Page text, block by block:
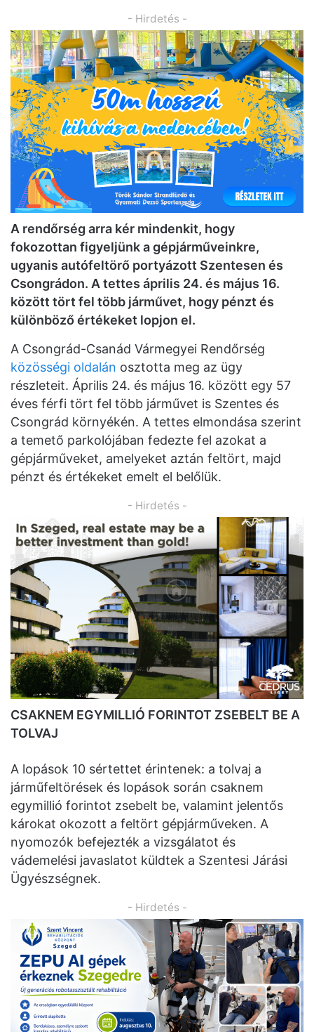
- Hirdetés -
A rendőrség arra kér mindenkit, hogy
fokozottan figyeljünk a gépjárműveinkre,
ugyanis autófeltörő portyázott Szentesen és
Csongrádon. A tettes április 24. és május 16.
között tört fel több járművet, hogy pénzt és
különböző értékeket lopjon el.
A Csongrád-Csanád Vármegyei Rendőrség
közösségi oldalán osztotta meg az ügy
részleteit. Április 24. és május 16. között egy 57
éves férfi tört fel több járművet is Szentes és
Csongrád környékén. A tettes elmondása szerint
a temető parkolójában fedezte fel azokat a
gépjárműveket, amelyeket aztán feltört, majd
pénzt és értékeket emelt el belőlük.
- Hirdetés -
CSAKNEM EGYMILLIÓ FORINTOT ZSEBELT BE A
TOLVAJ
A lopások 10 sértettet érintenek: a tolvaj a
járműfeltörések és lopások során csaknem
egymillió forintot zsebelt be, valamint jelentős
károkat okozott a feltört gépjárműveken. A
nyomozók befejezték a vizsgálatot és
vádemelési javaslatot küldtek a Szentesi Járási
Ügyészségnek.
- Hirdetés -